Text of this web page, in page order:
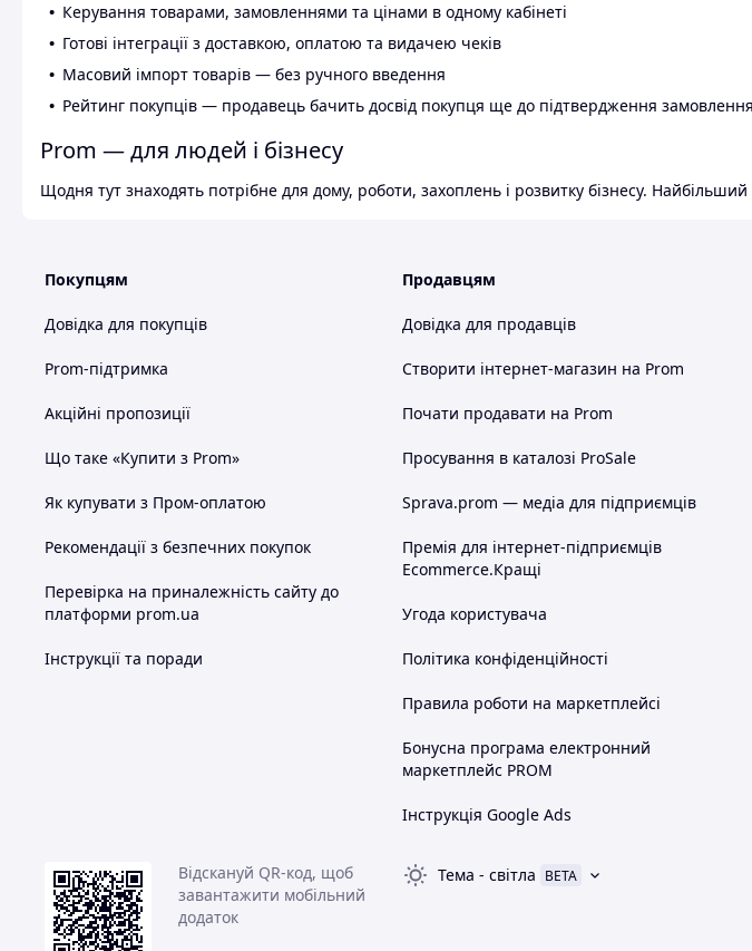
Керування товарами, замовленнями та цінами в одному кабінеті
Готові інтеграції з доставкою, оплатою та видачею чеків
Масовий імпорт товарів — без ручного введення
Рейтинг покупців — продавець бачить досвід покупця ще до підтвердження замовлення
Prom — для людей і бізнесу
Щодня тут знаходять потрібне для дому, роботи, захоплень і розвитку бізнесу.
Покупцям
Довідка для покупців
Prom-підтримка
Акційні пропозиції
Що таке «Купити з Prom»
Як купувати з Пром-оплатою
Рекомендації з безпечних покупок
Перевірка на приналежність сайту до
платформи prom.ua
Інструкції та поради
Продавцям
Довідка для продавців
Створити інтернет-магазин на Prom
Почати продавати на Prom
Просування в каталозі ProSale
Sprava.prom — медіа для підприємців
Премія для інтернет-підприємців
Ecommerce.Кращі
Угода користувача
Політика конфіденційності
Правила роботи на маркетплейсі
Бонусна програма електронний
маркетплейс PROM
Інструкція Google Ads
Відскануй QR-код, щоб
завантажити мобільний
додаток
Тема - світла BETA